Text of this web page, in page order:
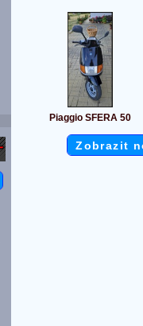
Piaggio SFERA 50
Zobrazit